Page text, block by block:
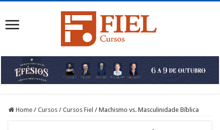
Home / Cursos / Cursos Fiel / Machismo vs. Masculinidade Bíblica